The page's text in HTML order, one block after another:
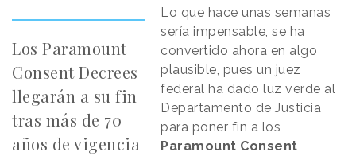
Los Paramount
Consent Decrees
llegarán a su fin
tras más de 70
años de vigencia
Lo que hace unas semanas
sería impensable, se ha
convertido ahora en algo
plausible, pues un juez
federal ha dado luz verde al
Departamento de Justicia
para poner fin a los
Paramount Consent